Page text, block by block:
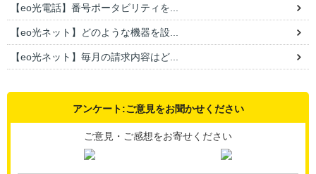
【eo光電話】番号ポータビリティを...
【eo光ネット】どのような機器を設...
【eo光ネット】毎月の請求内容はど...
アンケート:ご意見をお聞かせください
ご意見・ご感想をお寄せください